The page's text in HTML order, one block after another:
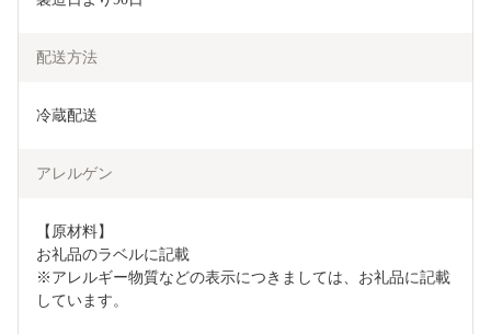
配送方法
冷蔵配送
アレルゲン
【原材料】
お礼品のラベルに記載
※アレルギー物質などの表示につきましては、お礼品に記載
しています。